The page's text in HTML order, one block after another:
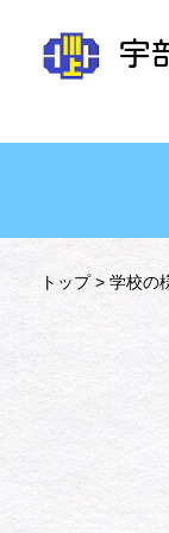
宇
トップ> 学校の